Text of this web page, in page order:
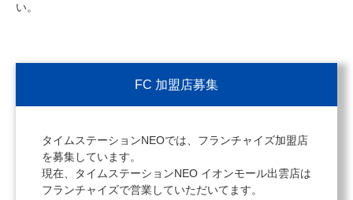
い。
FC 加盟店募集
タイムステーションNEOでは、フランチャイズ加盟店
を募集しています。
現在、タイムステーションNEO イオンモール出雲店は
フランチャイズで営業していただいてます。